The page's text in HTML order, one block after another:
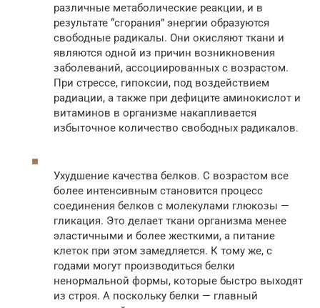
различные метаболические реакции, и в
результате “сгорания” энергии образуются
свободные радикалы. Они окисляют ткани и
являются одной из причин возникновения
заболеваний, ассоциированных с возрастом.
При стрессе, гипоксии, под воздействием
радиации, а также при дефиците аминокислот и
витаминов в организме накапливается
избыточное количество свободных радикалов.
Ухудшение качества белков. С возрастом все
более интенсивным становится процесс
соединения белков с молекулами глюкозы —
гликация. Это делает ткани организма менее
эластичными и более жесткими, а питание
клеток при этом замедляется. К тому же, с
годами могут производиться белки
ненормальной формы, которые быстро выходят
из строя. А поскольку белки — главный